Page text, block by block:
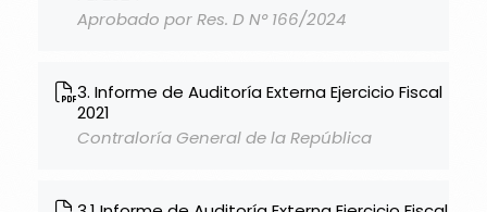
Aprobado por Res. D N° 166/2024
3. Informe de Auditoría Externa Ejercicio Fiscal
2021
Contraloría General de la República